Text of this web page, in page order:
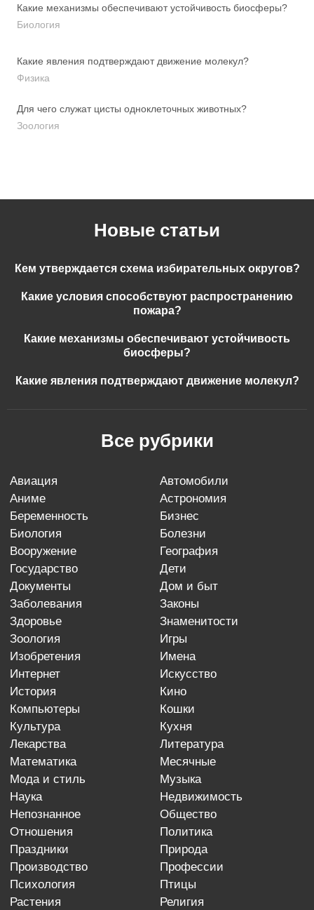
Какие механизмы обеспечивают устойчивость биосферы?
Биология
Какие явления подтверждают движение молекул?
Физика
Для чего служат цисты одноклеточных животных?
Зоология
Новые статьи
Кем утверждается схема избирательных округов?
Какие условия способствуют распространению
пожара?
Какие механизмы обеспечивают устойчивость
биосферы?
Какие явления подтверждают движение молекул?
Все рубрики
авиация
автомобили
аниме
астрономия
беременность
бизнес
биология
болезни
вооружение
география
государство
дети
документы
дом и быт
заболевания
законы
здоровье
знаменитости
зоология
игры
изобретения
имена
интернет
искусство
история
кино
компьютеры
кошки
культура
кухня
лекарства
литература
математика
месячные
мода и стиль
музыка
наука
недвижимость
непознанное
общество
отношения
политика
праздники
природа
производство
профессии
психология
птицы
растения
религия